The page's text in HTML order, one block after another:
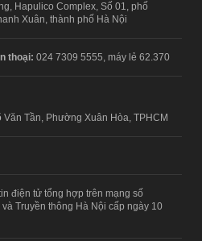
Hapulico Complex, Số 01, phố
Xuân, thành phố Hà Nội
thoại: 024 7309 5555, máy lẻ 62.370
Tần, Phường Xuân Hòa, TPHCM
điện tử tổng hợp trên mạng số
Truyền thông Hà Nội cấp ngày 10